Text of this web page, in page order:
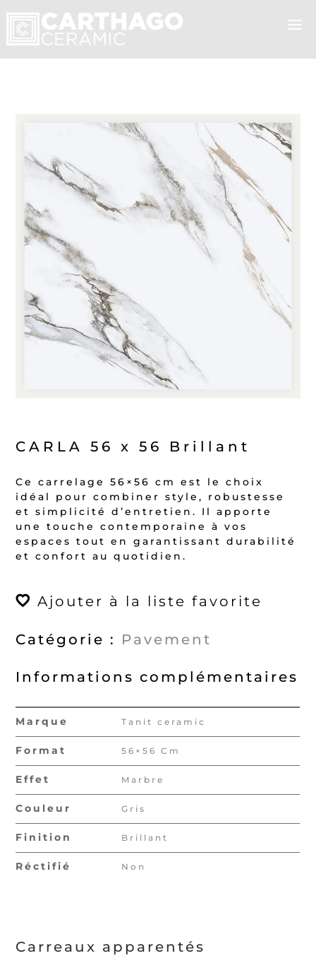
CARLA 56 x 56 Brillant
Ce carrelage 56×56 cm est le choix
idéal pour combiner style, robustesse
et simplicité d’entretien. Il apporte
une touche contemporaine à vos
espaces tout en garantissant durabilité
et confort au quotidien.
Ajouter à la liste favorite
Catégorie : Pavement
Informations complémentaires
Marque Tanit ceramic
Format 56×56 Cm
Effet Marbre
Couleur Gris
Finition Brillant
Réctifié Non
Carreaux apparentés